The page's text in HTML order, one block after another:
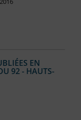
EN
92 - HAUTS-